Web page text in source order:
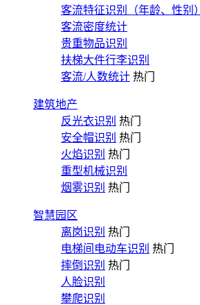
客流特征识别（年龄、性别）
客流密度统计
贵重物品识别
扶梯大件行李识别
客流/人数统计 热门
建筑地产
反光衣识别 热门
安全帽识别 热门
火焰识别 热门
重型机械识别
烟雾识别 热门
智慧园区
离岗识别 热门
电梯间电动车识别 热门
摔倒识别 热门
人脸识别
攀爬识别